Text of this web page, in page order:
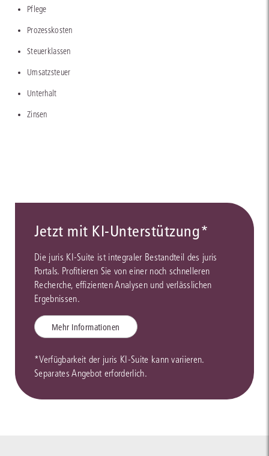
Pflege
Prozesskosten
Steuerklassen
Umsatzsteuer
Unterhalt
Zinsen
Jetzt mit KI-Unterstützung*
Die juris KI-Suite ist integraler Bestandteil des juris
Portals. Profitieren Sie von einer noch schnelleren
Recherche, effizienten Analysen und verlässlichen
Ergebnissen.
Mehr Informationen
*Verfügbarkeit der juris KI-Suite kann variieren.
Separates Angebot erforderlich.